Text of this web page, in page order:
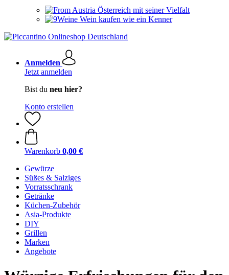
Österreich mit seiner Vielfalt
Wein kaufen wie ein Kenner
Anmelden
Jetzt anmelden
Bist du neu hier?
Konto erstellen
Warenkorb 0,00 €
Gewürze
Süßes & Salziges
Vorratsschrank
Getränke
Küchen-Zubehör
Asia-Produkte
DIY
Grillen
Marken
Angebote